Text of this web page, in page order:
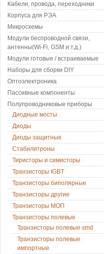
Кабели, провода, переходники
Корпуса для РЭА
Микросхемы
Модули беспроводной связи,
антенны(Wi-Fi, GSM и т.д.)
Модули готовые / встраиваемые
Наборы для сборки DIY
Оптоэлектроника
Пассивные компоненты
Полупроводниковые приборы
Диодные мосты
Диоды
Диоды защитные
Стабилитроны
Тиристоры и симисторы
Транзисторы IGBT
Транзисторы биполярные
Транзисторы другие
Транзисторы МОП
Транзисторы полевые
Транзисторы полевые smd
Транзисторы полевые
импортные